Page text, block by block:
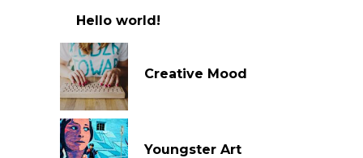
Hello world!
Creative Mood
Youngster Art